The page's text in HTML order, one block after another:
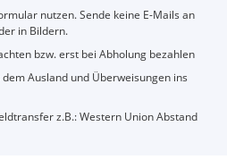
nutzen. Sende keine E-Mails an
in Bildern.
bzw. erst bei Abholung bezahlen
Ausland und Überweisungen ins
z.B.: Western Union Abstand